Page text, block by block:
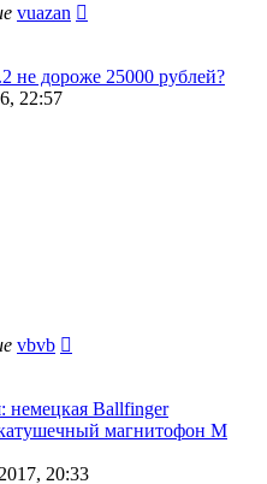
vuazan
не дороже 25000 рублей?
22:57
vbvb
немецкая Ballfinger
магнитофон M
20:33